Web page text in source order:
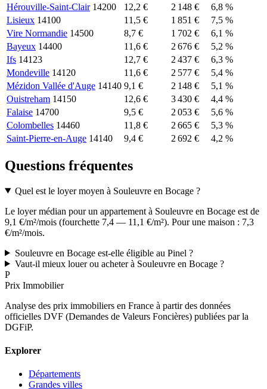
Hérouville-Saint-Clair 14200 12,2 € 2 148 €
6,8 %
Lisieux 14100 11,5 € 1 851 €
7,5 %
Vire Normandie 14500 8,7 € 1 702 €
6,1 %
Bayeux 14400 11,6 € 2 676 €
5,2 %
Ifs 14123 12,7 € 2 437 €
6,3 %
Mondeville 14120 11,6 € 2 577 €
5,4 %
Mézidon Vallée d'Auge 14140 9,1 € 2 148 €
5,1 %
Ouistreham 14150 12,6 € 3 430 €
4,4 %
Falaise 14700 9,5 € 2 053 €
5,6 %
Colombelles 14460 11,8 € 2 665 €
5,3 %
Saint-Pierre-en-Auge 14140 9,4 € 2 692 € 4,2 %
Questions fréquentes
Quel est le loyer moyen à Souleuvre en Bocage ?
Le loyer médian pour un appartement à Souleuvre en Bocage est de
9,1 €/m²/mois (fourchette 7,4 — 11,1 €/m²). Pour une maison : 7,3
€/m²/mois.
Souleuvre en Bocage est-elle éligible au Pinel ?
Vaut-il mieux louer ou acheter à Souleuvre en Bocage ?
P
Prix Immobilier
Analyse des prix immobiliers en France à partir des données
officielles DVF (Demandes de Valeurs Foncières) publiées par la
DGFiP.
Explorer
Départements
Grandes villes